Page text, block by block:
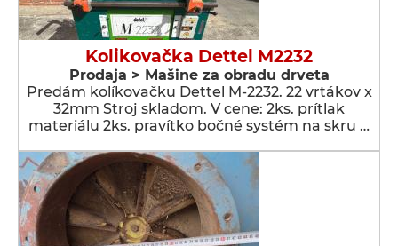
Kolikovačka Dettel M2232
Prodaja > Мašine za obradu drveta
Predám kolíkovačku Dettel M-2232. 22 vrtákov x
32mm Stroj skladom. V cene: 2ks. prítlak
materiálu 2ks. pravítko bočné systém na skru …